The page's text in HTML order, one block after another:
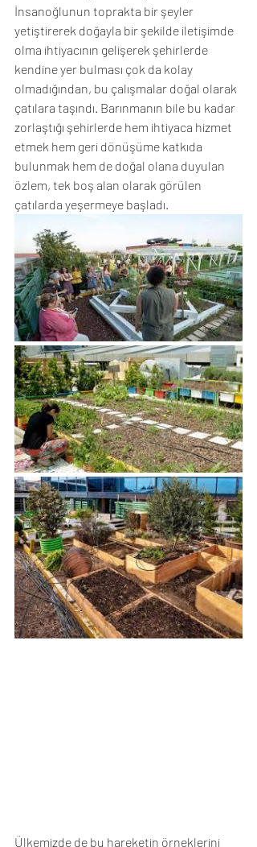
İnsanoğlunun toprakta bir şeyler
yetiştirerek doğayla bir şekilde iletişimde
olma ihtiyacının gelişerek şehirlerde
kendine yer bulması çok da kolay
olmadığından, bu çalışmalar doğal olarak
çatılara taşındı. Barınmanın bile bu kadar
zorlaştığı şehirlerde hem ihtiyaca hizmet
etmek hem geri dönüşüme katkıda
bulunmak hem de doğal olana duyulan
özlem, tek boş alan olarak görülen
çatılarda yeşermeye başladı.
Ülkemizde de bu hareketin örneklerini